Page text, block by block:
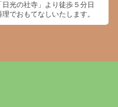
光の社寺」より徒歩５分日
でおもてなしいたします。